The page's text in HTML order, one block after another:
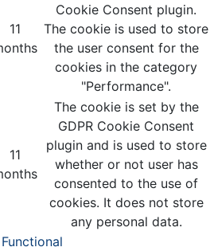
11
Cookie Consent plugin.
The cookie is used to store
the user consent for the
cookies in the category
"Performance".
11
The cookie is set by the
GDPR Cookie Consent
plugin and is used to store
whether or not user has
consented to the use of
cookies. It does not store
any personal data.
Functional